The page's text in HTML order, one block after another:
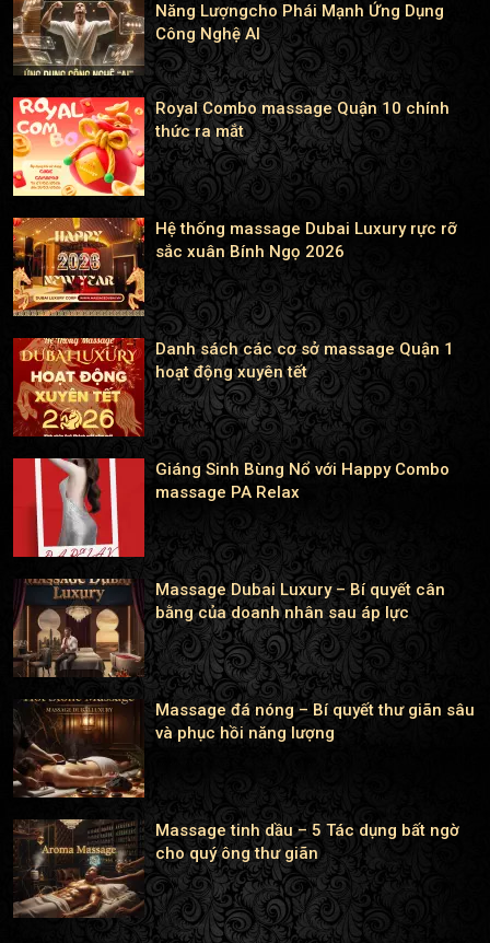
Năng Lượngcho Phái Mạnh Ứng Dụng
Công Nghệ AI
Royal Combo massage Quận 10 chính
thức ra mắt
Hệ thống massage Dubai Luxury rực rỡ
sắc xuân Bính Ngọ 2026
Danh sách các cơ sở massage Quận 1
hoạt động xuyên tết
Giáng Sinh Bùng Nổ với Happy Combo
massage PA Relax
Massage Dubai Luxury – Bí quyết cân
bằng của doanh nhân sau áp lực
Massage đá nóng – Bí quyết thư giãn sâu
và phục hồi năng lượng
Massage tinh dầu – 5 Tác dụng bất ngờ
cho quý ông thư giãn